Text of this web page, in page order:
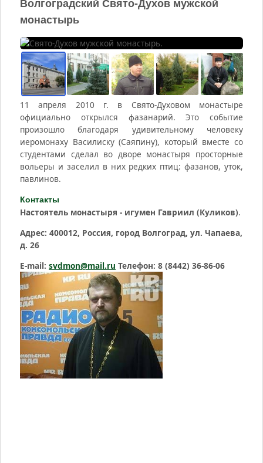
Волгоградский Свято-Духов мужской
монастырь
11 апреля 2010 г. в Свято-Духовом монастыре
официально открылся фазанарий. Это событие
произошло благодаря удивительному человеку
иеромонаху Василиску (Саяпину), который вместе со
студентами сделал во дворе монастыря просторные
вольеры и заселил в них редких птиц: фазанов, уток,
павлинов.
Контакты
Настоятель монастыря - игумен Гавриил (Куликов).
Адрес: 400012, Россия, город Волгоград, ул. Чапаева,
д. 26
E-mail: svdmon@mail.ru Телефон: 8 (8442) 36-86-06